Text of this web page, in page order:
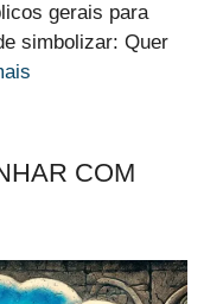
gerais para
simbolizar: Quer
COM